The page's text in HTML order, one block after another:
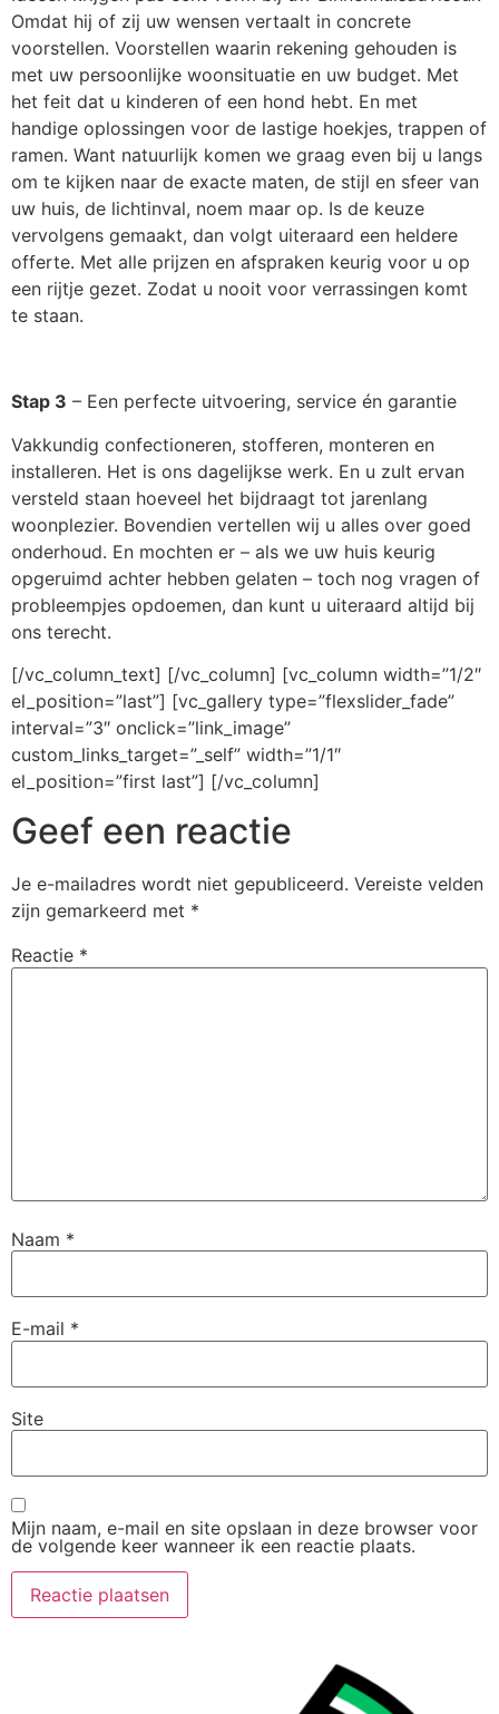
Omdat hij of zij uw wensen vertaalt in concrete
voorstellen. Voorstellen waarin rekening gehouden is
met uw persoonlijke woonsituatie en uw budget. Met
het feit dat u kinderen of een hond hebt. En met
handige oplossingen voor de lastige hoekjes, trappen of
ramen. Want natuurlijk komen we graag even bij u langs
om te kijken naar de exacte maten, de stijl en sfeer van
uw huis, de lichtinval, noem maar op. Is de keuze
vervolgens gemaakt, dan volgt uiteraard een heldere
offerte. Met alle prijzen en afspraken keurig voor u op
een rijtje gezet. Zodat u nooit voor verrassingen komt
te staan.
Stap 3 – Een perfecte uitvoering, service én garantie
Vakkundig confectioneren, stofferen, monteren en
installeren. Het is ons dagelijkse werk. En u zult ervan
versteld staan hoeveel het bijdraagt tot jarenlang
woonplezier. Bovendien vertellen wij u alles over goed
onderhoud. En mochten er – als we uw huis keurig
opgeruimd achter hebben gelaten – toch nog vragen of
probleempjes opdoemen, dan kunt u uiteraard altijd bij
ons terecht.
[/vc_column_text] [/vc_column] [vc_column width=”1/2″
el_position=”last”] [vc_gallery type=”flexslider_fade”
interval=”3″ onclick=”link_image”
custom_links_target=”_self” width=”1/1″
el_position=”first last”] [/vc_column]
Geef een reactie
Je e-mailadres wordt niet gepubliceerd. Vereiste velden
zijn gemarkeerd met *
Reactie *
Naam *
E-mail *
Site
Mijn naam, e-mail en site opslaan in deze browser voor
de volgende keer wanneer ik een reactie plaats.